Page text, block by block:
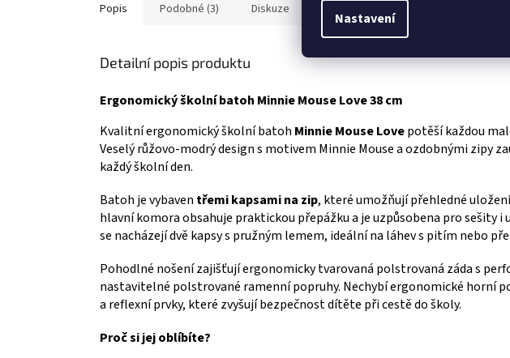
Nastavení
Popis Podobné (3) Diskuze Ostatní informace
Detailní popis produktu
Ergonomický školní batoh Minnie Mouse Love 38 cm
Kvalitní ergonomický školní batoh Minnie Mouse Lovepotěší každou
Veselý růžovo-modrý design s motivem Minnie Mouse a ozdobnými zipy
každý školní den.
Batoh je vybaven třemi kapsami na zip, které umožňují přehledné
hlavní komora obsahuje praktickou přepážku a je uzpůsobena pro sešity i
se nacházejí dvě kapsy s pružným lemem, ideální na láhev s pitím nebo
Pohodlné nošení zajišťují ergonomicky tvarovaná polstrovaná záda s
nastavitelné polstrované ramenní popruhy. Nechybí ergonomické horní
a reflexní prvky, které zvyšují bezpečnost dítěte při cestě do školy.
Proč si jej oblíbíte?